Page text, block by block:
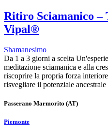
Ritiro Sciamanico –
Vipal®
Shamanesimo
Da 1 a 3 giorni a scelta
meditazione sciamanica e alla
riscoprire la propria forza
risvegliare il potenziale
Passerano Marmorito (AT)
Piemonte